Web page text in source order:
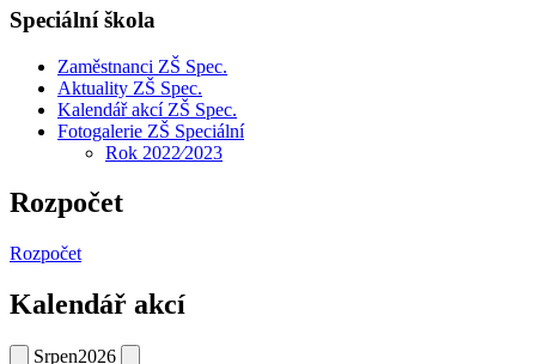
Speciální škola
Zaměstnanci ZŠ Spec.
Aktuality ZŠ Spec.
Kalendář akcí ZŠ Spec.
Fotogalerie ZŠ Speciální
Rok 2022⁄2023
Rozpočet
Rozpočet
Kalendář akcí
Srpen2026